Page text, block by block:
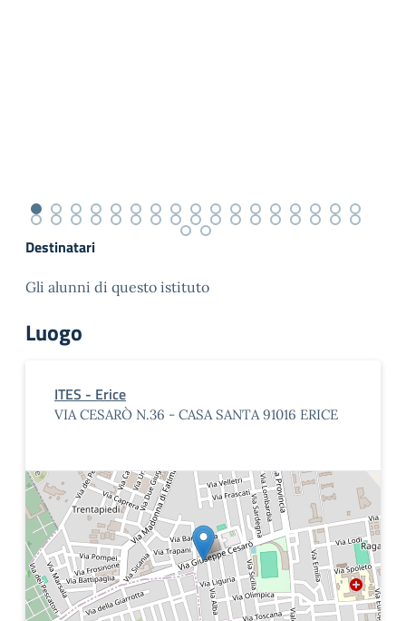
Destinatari
Gli alunni di questo istituto
Luogo
ITES - Erice
VIA CESARÒ N.36 - CASA SANTA 91016 ERICE